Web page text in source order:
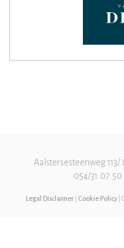
Aalstersesteenweg 113/
054/31.07.50 |
Legal Disclaimer Cookie Policy |